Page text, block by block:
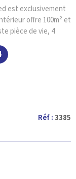
est exclusivement
offre 100m² et
pièce de vie, 4
de 2008. Pour
de 1370m².
Réf :3385